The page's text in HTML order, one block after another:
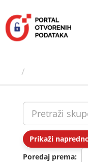
sadržaj
Prikaži
Poredaj prema